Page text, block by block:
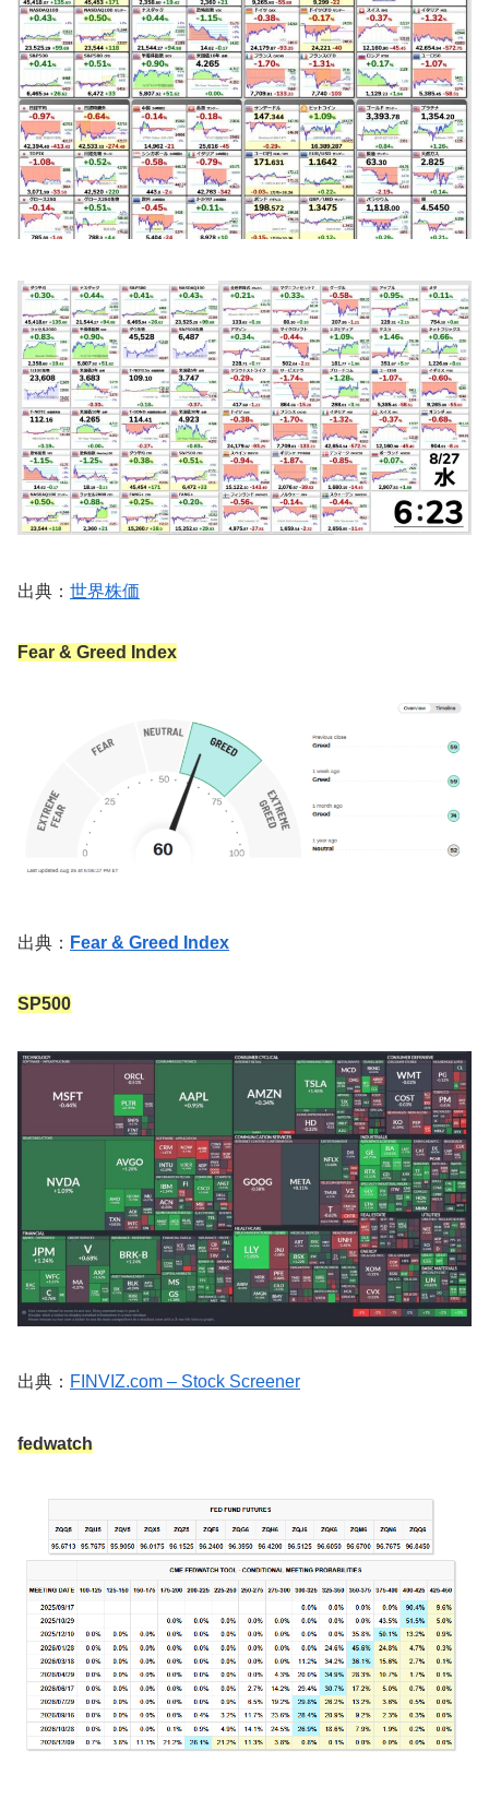
出典： 世界株価
Fear & Greed Index
出典： Fear & Greed Index
SP500
出典： FINVIZ.com – Stock Screener
fedwatch